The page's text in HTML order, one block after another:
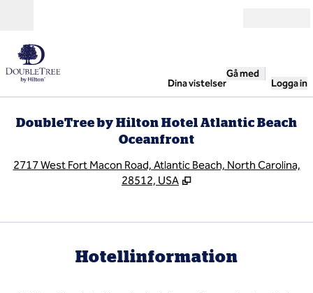
Dina vistelser
Gå med
Logga in
DoubleTree by Hilton Hotel Atlantic Beach
Oceanfront
2717 West Fort Macon Road, Atlantic Beach, North Carolina,
28512, USA
Hotellinformation